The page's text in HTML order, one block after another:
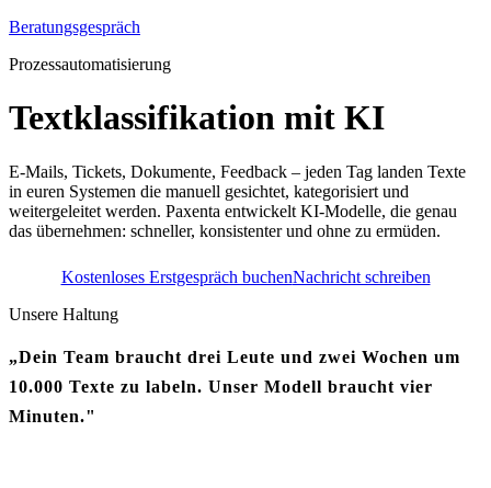
Beratungsgespräch
Prozessautomatisierung
Textklassifikation mit KI
E-Mails, Tickets, Dokumente, Feedback – jeden Tag landen Texte
in euren Systemen die manuell gesichtet, kategorisiert und
weitergeleitet werden. Paxenta entwickelt KI-Modelle, die genau
das übernehmen: schneller, konsistenter und ohne zu ermüden.
Kostenloses Erstgespräch buchenNachricht schreiben
Unsere Haltung
„Dein Team braucht drei Leute und zwei Wochen um
10.000 Texte zu labeln. Unser Modell braucht vier
Minuten."